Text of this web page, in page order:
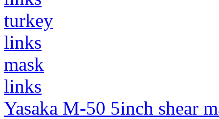
turkey
links
mask
links
Yasaka M-50 5inch shear